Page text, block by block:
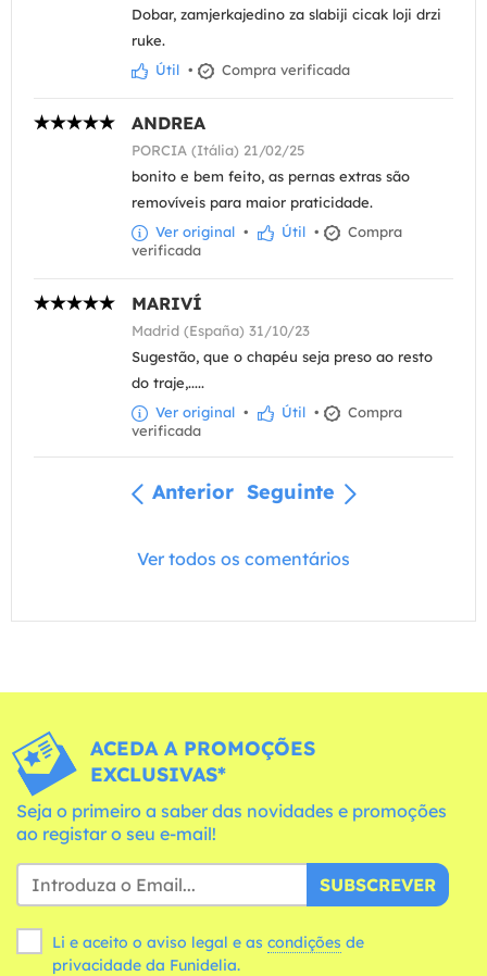
Dobar, zamjerkajedino za slabiji cicak loji drzi
ruke.
Útil • Compra verificada
ANDREA
PORCIA (Itália) 21/02/25
bonito e bem feito, as pernas extras são
removíveis para maior praticidade.
Ver original • Útil •
Compra
verificada
MARIVÍ
Madrid (España) 31/10/23
Sugestão, que o chapéu seja preso ao resto
do traje,.....
Ver original • Útil •
Compra
verificada
Anterior Seguinte
Ver todos os comentários
ACEDA A PROMOÇÕES
EXCLUSIVAS*
Seja o primeiro a saber das novidades e promoções
ao registar o seu e-mail!
SUBSCREVER
Li e aceito o aviso legal e as condições
privacidade da Funidelia.